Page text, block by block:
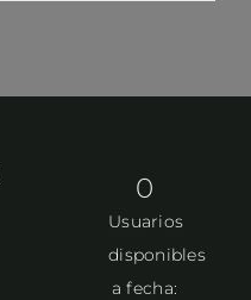
0
Usuarios
disponibles
a fecha: